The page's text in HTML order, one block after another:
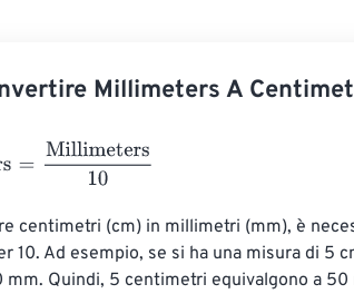
Millimeters A
Millimeters10
centimetri (cm) in millimetri (mm), è
10. Ad esempio, se si ha una misura di 5
mm. Quindi, 5 centimetri equivalgono a